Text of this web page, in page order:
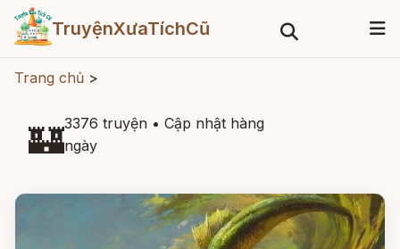
TruyệnXưaTíchCũ
Trang chủ >
🏰3376 truyện • Cập nhật hàng
ngày